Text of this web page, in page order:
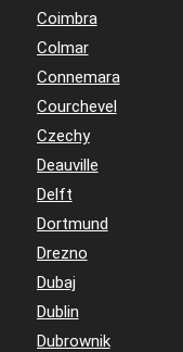
Coimbra
Colmar
Connemara
Courchevel
Czechy
Deauville
Delft
Dortmund
Drezno
Dubaj
Dublin
Dubrownik